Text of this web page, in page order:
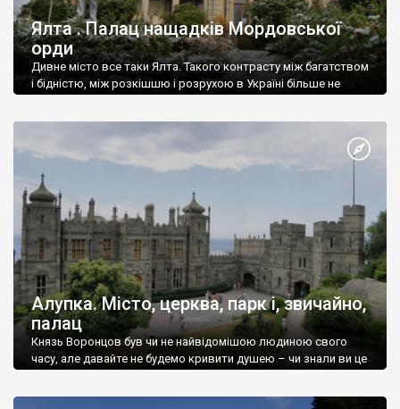
Ялта . Палац нащадків Мордовської
орди
Дивне місто все таки Ялта. Такого контрасту між багатством
і бідністю, між розкішшю і розрухою в Україні більше не
Алупка. Місто, церква, парк і, звичайно,
палац
Князь Воронцов був чи не найвідомішою людиною свого
часу, але давайте не будемо кривити душею – чи знали ви це